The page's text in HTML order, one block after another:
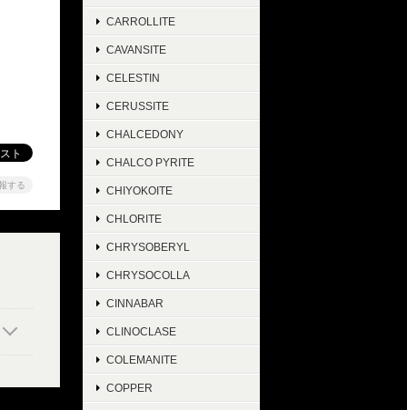
する
CARROLLITE
CAVANSITE
CELESTIN
CERUSSITE
CHALCEDONY
CHALCO PYRITE
CHIYOKOITE
CHLORITE
CHRYSOBERYL
CHRYSOCOLLA
CINNABAR
CLINOCLASE
COLEMANITE
COPPER